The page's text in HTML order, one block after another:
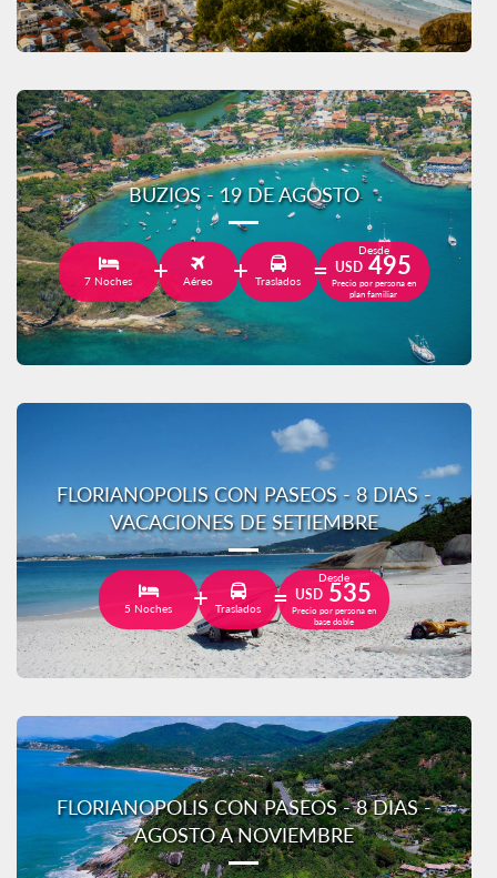
BUZIOS - 19 DE AGOSTO
7 Noches Aéreo Traslados
Desde
USD 495
Precio por persona en
plan familiar
FLORIANOPOLIS CON PASEOS - 8 DIAS -
VACACIONES DE SETIEMBRE
5 Noches Traslados
Desde
USD 535
Precio por persona en
base doble
FLORIANOPOLIS CON PASEOS - 8 DIAS -
AGOSTO A NOVIEMBRE